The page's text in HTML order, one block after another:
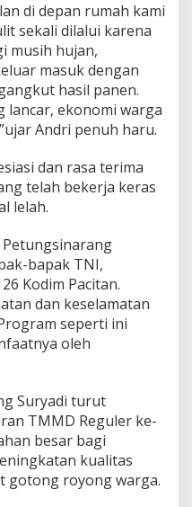
di depan rumah kami
sekali dilalui karena
musih hujan,
masuk dengan
hasil panen.
lancar, ekonomi warga
Andri penuh haru.
dan rasa terima
telah bekerja keras
lelah.
Petungsinarang
bapak TNI,
Kodim Pacitan.
dan keselamatan
seperti ini
oleh
Suryadi turut
TMMD Reguler ke-
besar bagi
kualitas
gotong royong warga.